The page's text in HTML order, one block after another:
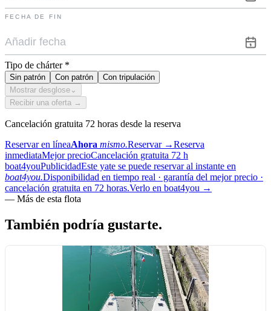
FECHA DE FIN
Tipo de chárter *
Sin patrón Con patrón
Con tripulación
Mostrar desglose ⌄
Recibir una oferta →
Cancelación gratuita 72 horas desde la reserva
Reservar en líneaAhora mismo.Reservar →Reserva
inmediataMejor precioCancelación gratuita 72 h
boat4youPublicidadEste yate se puede reservar al instante en
boat4you.Disponibilidad en tiempo real · garantía del mejor precio ·
cancelación gratuita en 72 horas.Verlo en boat4you →
— Más de esta flota
También podría gustarte.